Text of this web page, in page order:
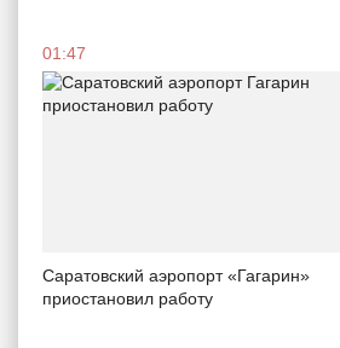
01:47
Саратовский аэропорт «Гагарин»
приостановил работу